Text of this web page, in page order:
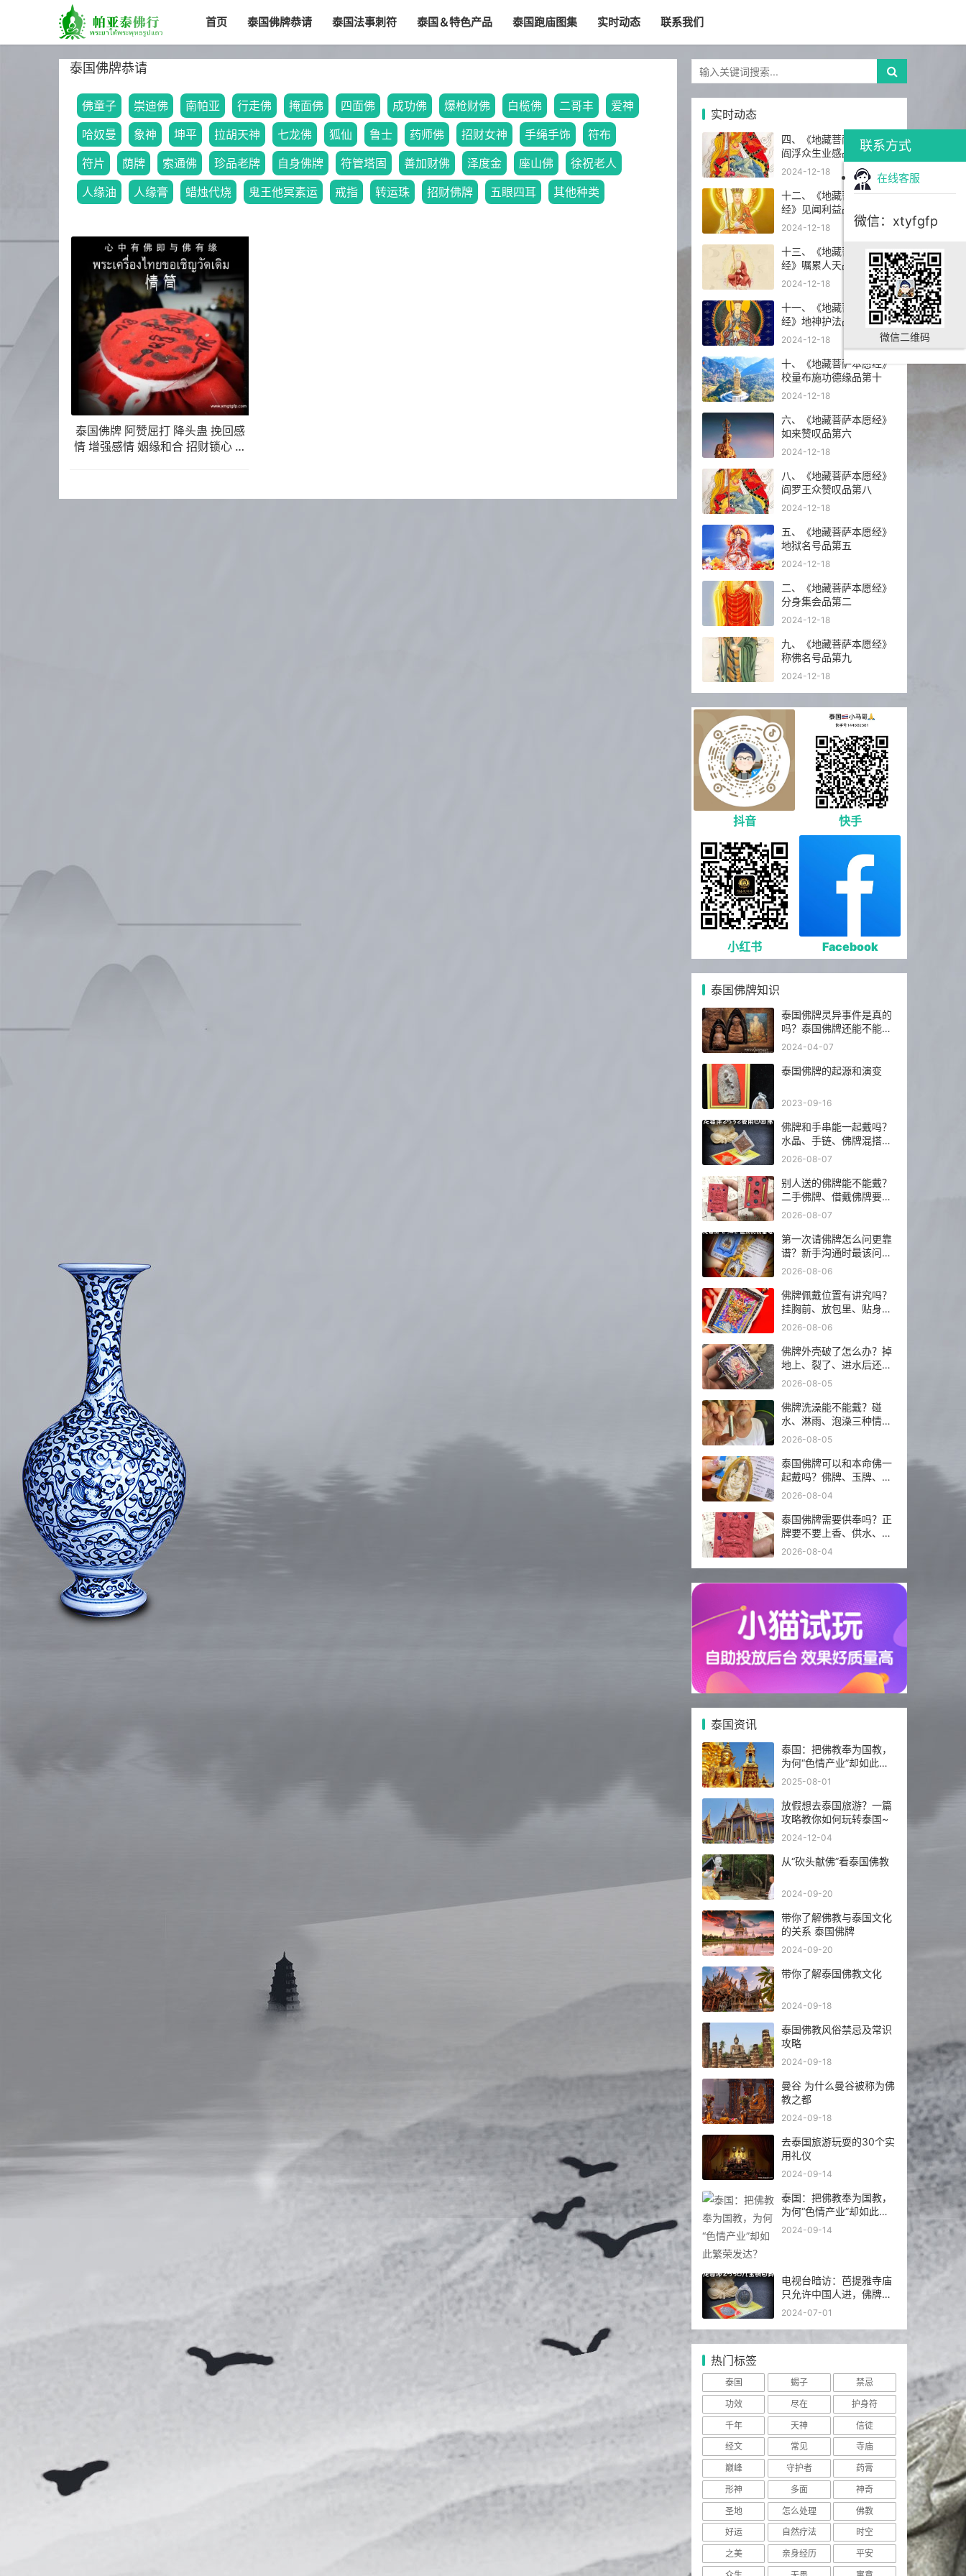
首页 泰国佛牌恭请 泰国法事刺符 泰国＆特色产品 泰国跑庙图集 实时动态 联系我们
泰国佛牌恭请
佛童子 崇迪佛 南帕亚 行走佛 掩面佛 四面佛 成功佛 爆枪财佛 白榄佛 二哥丰
爱神
哈奴曼
象神 坤平 拉胡天神 七龙佛 狐仙 鲁士 药师佛 招财女神 手绳手饰
符布
符片
荫牌 索通佛 珍品老牌 自身佛牌 符管塔固 善加财佛 泽度金 座山佛
徐祝老人
人缘油
人缘膏 蜡烛代烧 鬼王他冥素运 戒指 转运珠 招财佛牌 五眼四耳 其他种类
泰国佛牌 阿赞屈打 降头蛊 挽回感
情 增强感情 姻缘和合 招财锁心 增
实时动态
四、《地藏菩萨本愿经》
阎浮众生业感品第四
2024-12-18
十二、《地藏菩萨本愿
经》见闻利益品第十二
2024-12-18
十三、《地藏菩萨本愿
经》嘱累人天品第十三
2024-12-18
十一、《地藏菩萨本愿
经》地神护法品第十一
2024-12-18
十、《地藏菩萨本愿经》
校量布施功德缘品第十
2024-12-18
六、《地藏菩萨本愿经》
如来赞叹品第六
2024-12-18
八、《地藏菩萨本愿经》
阎罗王众赞叹品第八
2024-12-18
五、《地藏菩萨本愿经》
地狱名号品第五
2024-12-18
二、《地藏菩萨本愿经》
分身集会品第二
2024-12-18
九、《地藏菩萨本愿经》
称佛名号品第九
2024-12-18
抖音 快手
小红书 Facebook
泰国佛牌知识
泰国佛牌灵异事件是真的
吗？泰国佛牌还能不能
请？
2024-04-07
泰国佛牌的起源和演变
2023-09-16
佛牌和手串能一起戴吗？
水晶、手链、佛牌混搭前
先看这几点
2026-08-07
别人送的佛牌能不能戴？
二手佛牌、借戴佛牌要注
意什么
2026-08-07
第一次请佛牌怎么问更靠
谱？新手沟通时最该问的
5 个问题
2026-08-06
佛牌佩戴位置有讲究吗？
挂胸前、放包里、贴身戴
分别注意什么？
2026-08-06
佛牌外壳破了怎么办？掉
地上、裂了、进水后还能
不能继续戴？
2026-08-05
佛牌洗澡能不能戴？碰
水、淋雨、泡澡三种情况
分开说
2026-08-05
泰国佛牌可以和本命佛一
起戴吗？佛牌、玉牌、平
安符怎么搭更稳？
2026-08-04
泰国佛牌需要供奉吗？正
牌要不要上香、供水、摆
佛台一次讲明白
2026-08-04
泰国资讯
泰国：把佛教奉为国教，
为何“色情产业”却如此繁
荣发达？
2025-08-01
放假想去泰国旅游？一篇
攻略教你如何玩转泰国~
2024-12-04
从“砍头献佛”看泰国佛教
2024-09-20
带你了解佛教与泰国文化
的关系 泰国佛牌
2024-09-20
带你了解泰国佛教文化
2024-09-18
泰国佛教风俗禁忌及常识
攻略
2024-09-18
曼谷 为什么曼谷被称为佛
教之都
2024-09-18
去泰国旅游玩耍的30个实
用礼仪
2024-09-14
泰国：把佛教奉为国教，
为何“色情产业”却如此繁
荣发达？
2024-09-14
电视台暗访：芭提雅寺庙
只允许中国人进，佛牌高
于常价100多倍！
2024-07-01
热门标签
泰国 蝎子
禁忌
功效
尽在
护身符
千年
天神
信徒
经文
常见
寺庙
巅峰
守护者
药膏
形神
多面
神奇
圣地
怎么处理
佛教
好运
自然疗法
时空
之美
亲身经历
平安
联系方式
在线客服
微信：xtyfgfp
微信二维码